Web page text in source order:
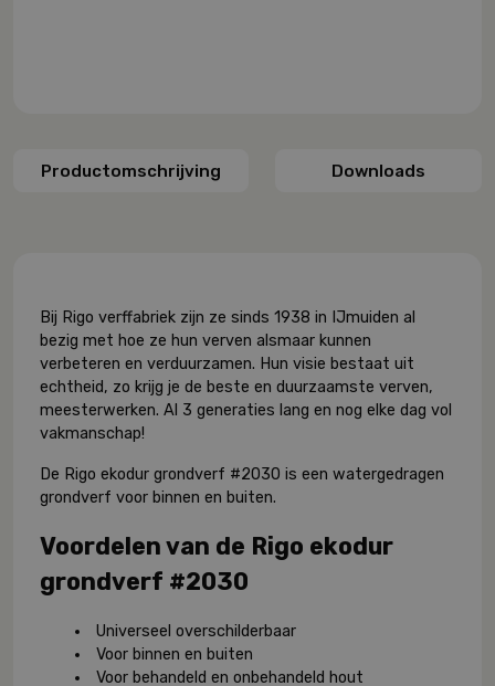
Productomschrijving Downloads
Bij Rigo verffabriek zijn ze sinds 1938 in IJmuiden al
bezig met hoe ze hun verven alsmaar kunnen
verbeteren en verduurzamen. Hun visie bestaat uit
echtheid, zo krijg je de beste en duurzaamste verven,
meesterwerken. Al 3 generaties lang en nog elke dag vol
vakmanschap!
De Rigo ekodur grondverf #2030 is een watergedragen
grondverf voor binnen en buiten.
Voordelen van de Rigo ekodur
grondverf #2030
Universeel overschilderbaar
Voor binnen en buiten
Voor behandeld en onbehandeld hout